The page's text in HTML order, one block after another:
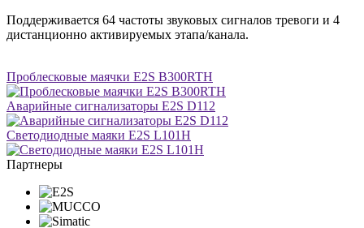
Поддерживается 64 частоты звуковых сигналов тревоги и 4
дистанционно активируемых этапа/канала.
Проблесковые маячки E2S B300RTH
Аварийные сигнализаторы E2S D112
Светодиодные маяки E2S L101H
Партнеры